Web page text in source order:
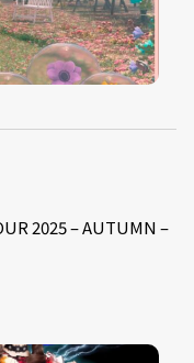
2025 – AUTUMN –